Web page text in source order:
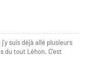
suis déjà allé plusieurs
du tout Léhon. C'est